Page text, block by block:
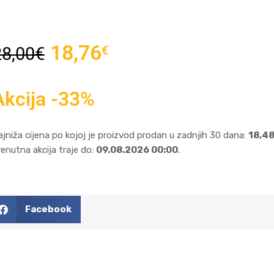
€ 18,76€
-33%
cijena po kojoj je proizvod prodan u zadnjih 30 dana:
akcija traje do: 09.08.2026 00:00.
Facebook